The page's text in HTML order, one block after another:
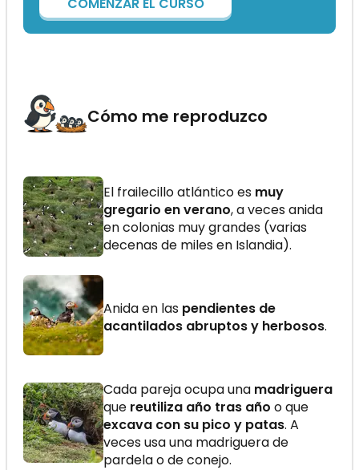
Cómo me reproduzco
El frailecillo atlántico es muy
gregario en verano, a veces anida
en colonias muy grandes (varias
decenas de miles en Islandia).
Anida en las pendientes de
acantilados abruptos y herbosos.
Cada pareja ocupa una madriguera
que reutiliza año tras año o que
excava con su pico y patas. A
veces usa una madriguera de
pardela o de conejo.